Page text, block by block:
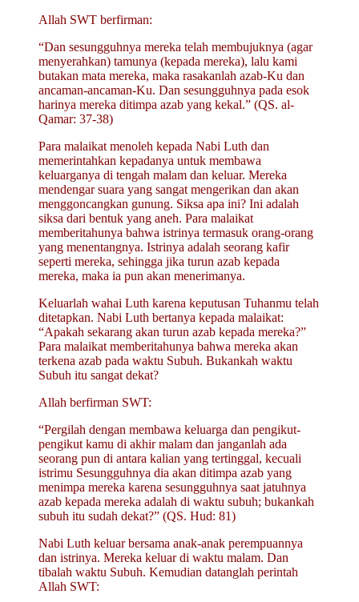
Allah SWT berfirman:
“Dan sesungguhnya mereka telah membujuknya (agar
menyerahkan) tamunya (kepada mereka), lalu kami
butakan mata mereka, maka rasakanlah azab-Ku dan
ancaman-ancaman-Ku. Dan sesungguhnya pada esok
harinya mereka ditimpa azab yang kekal.” (QS. al-
Qamar: 37-38)
Para malaikat menoleh kepada Nabi Luth dan
memerintahkan kepadanya untuk membawa
keluarganya di tengah malam dan keluar. Mereka
mendengar suara yang sangat mengerikan dan akan
menggoncangkan gunung. Siksa apa ini? Ini adalah
siksa dari bentuk yang aneh. Para malaikat
memberitahunya bahwa istrinya termasuk orang-orang
yang menentangnya. Istrinya adalah seorang kafir
seperti mereka, sehingga jika turun azab kepada
mereka, maka ia pun akan menerimanya.
Keluarlah wahai Luth karena keputusan Tuhanmu telah
ditetapkan. Nabi Luth bertanya kepada malaikat:
“Apakah sekarang akan turun azab kepada mereka?”
Para malaikat memberitahunya bahwa mereka akan
terkena azab pada waktu Subuh. Bukankah waktu
Subuh itu sangat dekat?
Allah berfirman SWT:
“Pergilah dengan membawa keluarga dan pengikut-
pengikut kamu di akhir malam dan janganlah ada
seorang pun di antara kalian yang tertinggal, kecuali
istrimu Sesungguhnya dia akan ditimpa azab yang
menimpa mereka karena sesungguhnya saat jatuhnya
azab kepada mereka adalah di waktu subuh; bukankah
subuh itu sudah dekat?” (QS. Hud: 81)
Nabi Luth keluar bersama anak-anak perempuannya
dan istrinya. Mereka keluar di waktu malam. Dan
tibalah waktu Subuh. Kemudian datanglah perintah
Allah SWT: